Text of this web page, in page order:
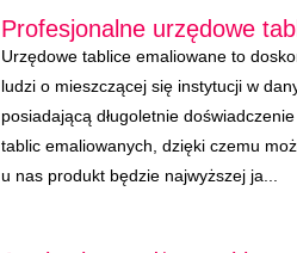
Profesjonalne urzędowe
Urzędowe tablice emaliowane to
ludzi o mieszczącej się instytucji w
posiadającą długoletnie
tablic emaliowanych, dzięki czemu
u nas produkt będzie najwyższej ja...